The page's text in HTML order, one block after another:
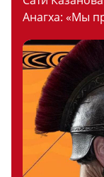
Анагха: «Мы